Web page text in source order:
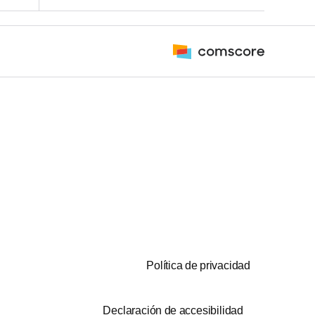
Política de privacidad
Declaración de accesibilidad